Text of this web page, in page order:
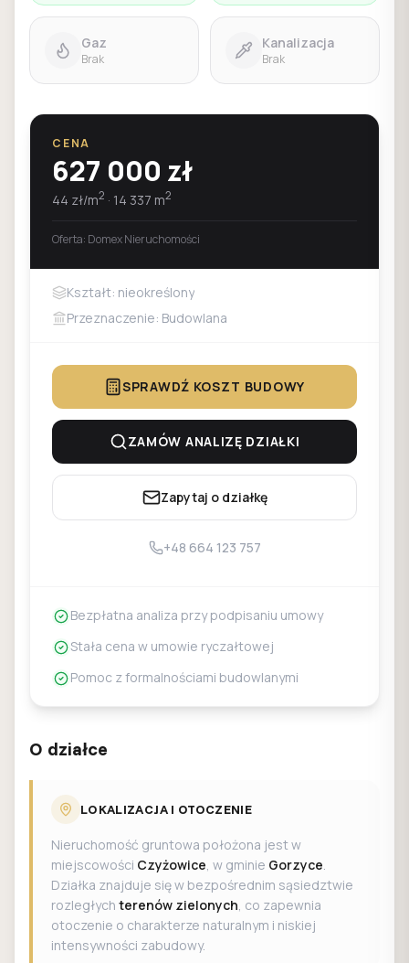
Gaz
Brak
Kanalizacja
Brak
CENA
627 000 zł
44 zł/m2 · 14 337 m2
Oferta: Domex Nieruchomości
Kształt: nieokreślony
Przeznaczenie: Budowlana
SPRAWDŹ KOSZT BUDOWY
ZAMÓW ANALIZĘ DZIAŁKI
Zapytaj o działkę
+48 664 123 757
Bezpłatna analiza przy podpisaniu umowy
Stała cena w umowie ryczałtowej
Pomoc z formalnościami budowlanymi
O działce
LOKALIZACJA I OTOCZENIE
Nieruchomość gruntowa położona jest w
miejscowości Czyżowice, w gminie Gorzyce.
Działka znajduje się w bezpośrednim sąsiedztwie
rozległych terenów zielonych, co zapewnia
otoczenie o charakterze naturalnym i niskiej
intensywności zabudowy.